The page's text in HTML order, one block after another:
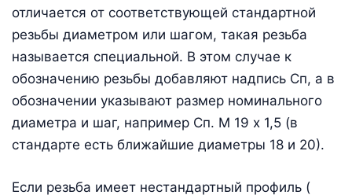
отличается от соответствующей стандартной
резьбы диаметром или шагом, такая резьба
называется специальной. В этом случае к
обозначению резьбы добавляют надпись Сп, а в
обозначении указывают размер номинального
диаметра и шаг, например Сп. М 19 х 1,5 (в
стандарте есть ближайшие диаметры 18 и 20).
Если резьба имеет нестандартный профиль (